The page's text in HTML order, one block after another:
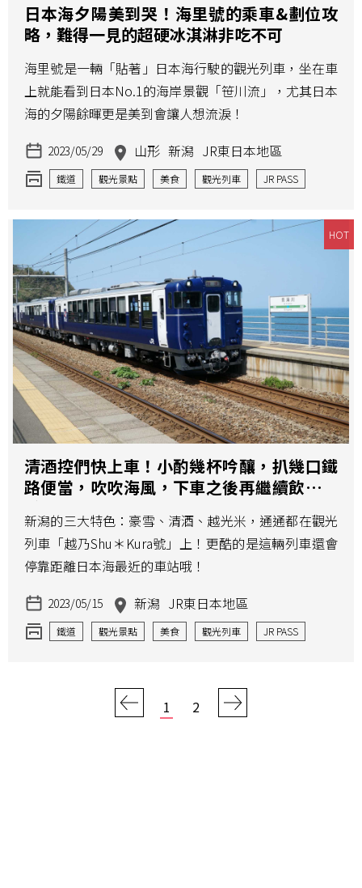
日本海夕陽美到哭！海里號的乘車&劃位攻
略，難得一見的超硬冰淇淋非吃不可
海里號是一輛「貼著」日本海行駛的觀光列車，坐在車
上就能看到日本No.1的海岸景觀「笹川流」，尤其日本
海的夕陽餘暉更是美到會讓人想流淚！
2023/05/29 山形 新潟 JR東日本地區
鐵道 觀光景點 美食 觀光列車
JR PASS
HOT
清酒控們快上車！小酌幾杯吟釀，扒幾口鐵
路便當，吹吹海風，下車之後再繼續飲啦飲
啦
新潟的三大特色：豪雪、清酒、越光米，通通都在觀光
列車「越乃Shu＊Kura號」上！更酷的是這輛列車還會
停靠距離日本海最近的車站哦！
2023/05/15 新潟 JR東日本地區
鐵道 觀光景點 美食 觀光列車
JR PASS
1 2